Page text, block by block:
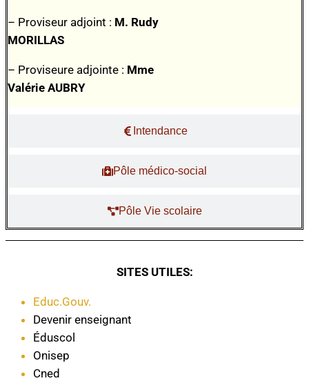
Intendance
Pôle médico-social
Pôle Vie scolaire
– Proviseur adjoint : M. Rudy
MORILLAS
– Proviseure adjointe : Mme
Valérie AUBRY
SITES UTILES:
Educ.Gouv.
Devenir enseignant
Éduscol
Onisep
Cned